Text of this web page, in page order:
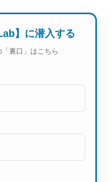
】に潜入する
裏口」はこちら